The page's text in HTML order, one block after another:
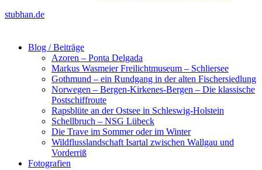
stubhan.de
Blog / Beiträge
Azoren – Ponta Delgada
Markus Wasmeier Freilichtmuseum – Schliersee
Gothmund – ein Rundgang in der alten Fischersiedlung
Norwegen – Bergen-Kirkenes-Bergen – Die klassische
Postschiffroute
Rapsblüte an der Ostsee in Schleswig-Holstein
Schellbruch – NSG Lübeck
Die Trave im Sommer oder im Winter
Wildflusslandschaft Isartal zwischen Wallgau und
Vorderriß
Fotografien